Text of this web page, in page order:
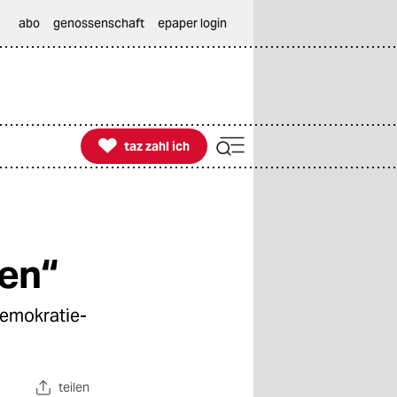
abo genossenschaft epaper login

taz zahl ich
taz zahl ich
teilen